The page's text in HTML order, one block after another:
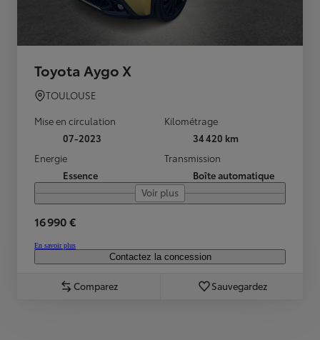
Toyota Aygo X
TOULOUSE
Mise en circulation
07-2023
Kilométrage
34 420 km
Energie
Essence
Transmission
Boîte automatique
Voir plus
16 990 €
En savoir plus
Contactez la concession
Comparez Sauvegardez